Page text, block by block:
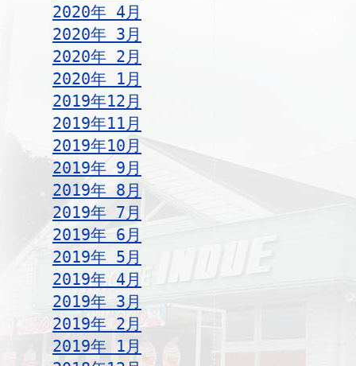
2020年 4月
2020年 3月
2020年 2月
2020年 1月
2019年12月
2019年11月
2019年10月
2019年 9月
2019年 8月
2019年 7月
2019年 6月
2019年 5月
2019年 4月
2019年 3月
2019年 2月
2019年 1月